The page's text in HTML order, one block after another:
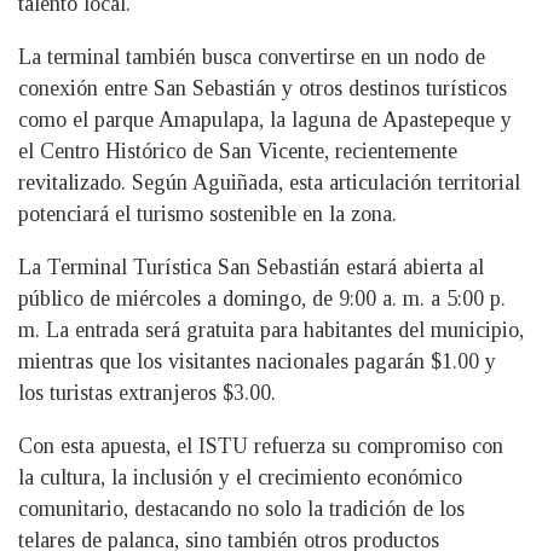
La terminal también busca convertirse en un nodo de
conexión entre San Sebastián y otros destinos turísticos
como el parque Amapulapa, la laguna de Apastepeque y
el Centro Histórico de San Vicente, recientemente
revitalizado. Según Aguiñada, esta articulación territorial
potenciará el turismo sostenible en la zona.
La Terminal Turística San Sebastián estará abierta al
público de miércoles a domingo, de 9:00 a. m. a 5:00 p.
m. La entrada será gratuita para habitantes del municipio,
mientras que los visitantes nacionales pagarán $1.00 y
los turistas extranjeros $3.00.
Con esta apuesta, el ISTU refuerza su compromiso con
la cultura, la inclusión y el crecimiento económico
comunitario, destacando no solo la tradición de los
telares de palanca, sino también otros productos